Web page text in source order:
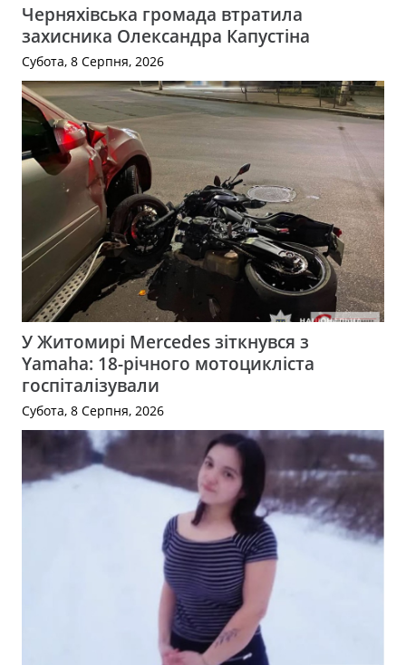
Черняхівська громада втратила
захисника Олександра Капустіна
Субота, 8 Серпня, 2026
У Житомирі Mercedes зіткнувся з
Yamaha: 18-річного мотоцикліста
госпіталізували
Субота, 8 Серпня, 2026